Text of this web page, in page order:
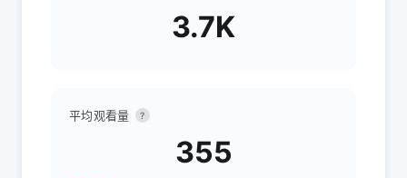
3.7K
平均观看量 ?
355